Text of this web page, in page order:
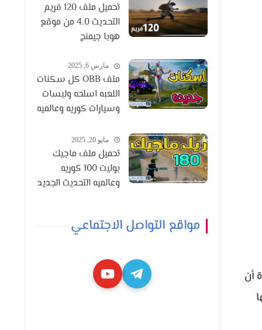
أن
تحميل ملف 120 فريم
التحديث 4.0 من موقع
هوبا جيمنج
مارس 6, 2025
ملف OBB كل سكنات
اللعبه اسلحه ولبسات
وسيارات كوريه وعالميه
مايو 20, 2025
تحميل ملف ماجيك
بوليت 100 كوريه
وعالميه التحديث الجديد
مواقع التواصل الاجتماعي